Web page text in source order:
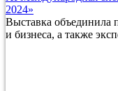
2024»
Выставка объединила
и бизнеса, а также